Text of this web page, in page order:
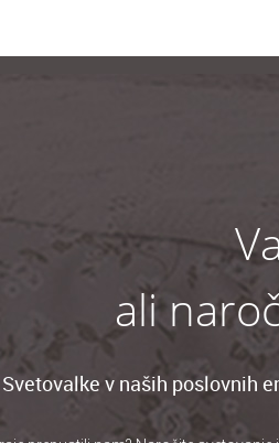
ali
Svetovalke v naših poslovnih